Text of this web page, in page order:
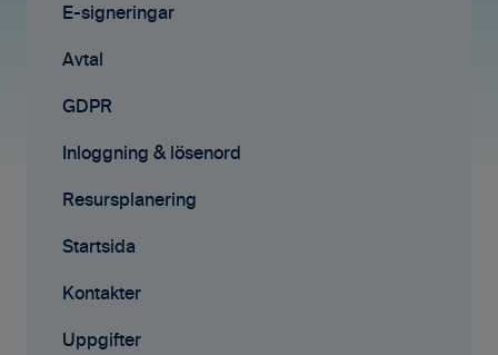
Affärsmöjligheter
Rapporter
Samarbete
Mobilappen
Fakturering (ny)
Mobilappen
Affärsmöjligheter
E-signeringar
Kontakter
Tilläggstjänster
Rapporter
Startsida
E-signeringar
Avtal
GDPR
Inloggning & lösenord
Resursplanering
Startsida
Kontakter
Uppgifter